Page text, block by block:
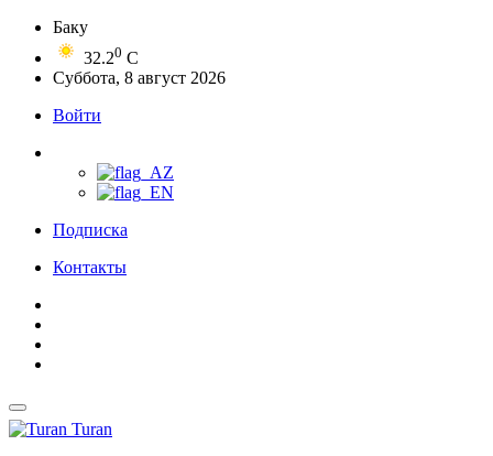
Баку
32.20 C
Суббота, 8 август 2026
Войти
Подписка
Контакты
Turan